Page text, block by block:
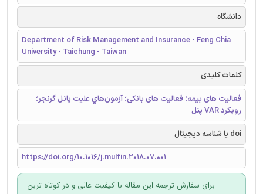
دانشگاه
Department of Risk Management and Insurance - Feng Chia
University - Taichung - Taiwan
کلمات کلیدی
فعالیت های بیمه؛ فعالیت های بانکی؛ آزمون‌هاي عليت پانل گرنجر؛
رویکرد VAR پنل
doi یا شناسه دیجیتال
https://doi.org/10.1016/j.mulfin.2018.07.001
برای سفارش ترجمه این مقاله با کیفیت عالی و در کوتاه ترین